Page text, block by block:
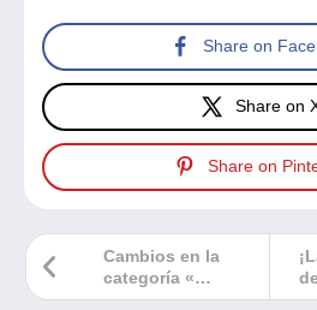
Share on
Share on
Share on
Cambios en la
categoría «
Moneda de